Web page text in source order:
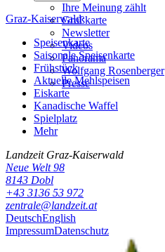
Ihre Meinung zählt
Grußkarte
Newsletter
Videos
Panorama
Wolfgang Rosenberger
Presse
Graz-Kaiserwald
Speisenkarte
Saisonale Speisenkarte
Frühstück
Aktuelle Mehlspeisen
Eiskarte
Kanadische Waffel
Spielplatz
Mehr
Landzeit Graz-Kaiserwald
Neue Welt 98
8143 Dobl
+43 3136 53 972
zentrale@landzeit.at
DeutschEnglish
ImpressumDatenschutz